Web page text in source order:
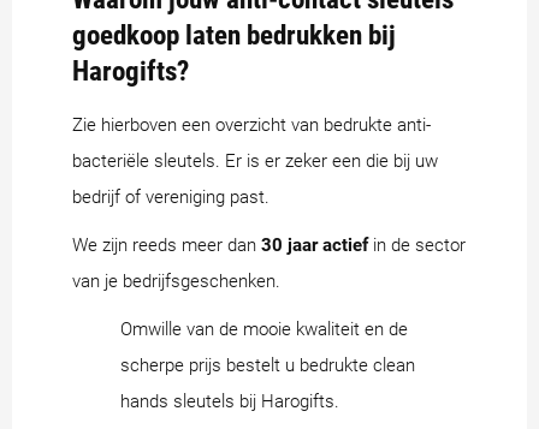
goedkoop laten bedrukken bij
Harogifts?
Zie hierboven een overzicht van bedrukte anti-
bacteriële sleutels. Er is er zeker een die bij uw
bedrijf of vereniging past.
We zijn reeds meer dan 30 jaar actiefin de sector
van je bedrijfsgeschenken.
Omwille van de mooie kwaliteit en de
scherpe prijs bestelt u bedrukte clean
hands sleutels bij Harogifts.